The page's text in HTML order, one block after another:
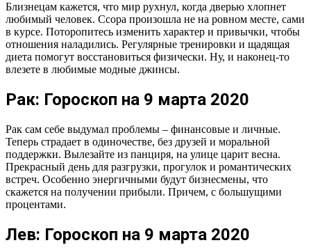
Близнецам кажется, что мир рухнул, когда дверью хлопнет
любимый человек. Ссора произошла не на ровном месте, сами
в курсе. Поторопитесь изменить характер и привычки, чтобы
отношения наладились. Регулярные тренировки и щадящая
диета помогут восстановиться физически. Ну, и наконец-то
влезете в любимые модные джинсы.
Рак: Гороскоп на 9 марта 2020
Рак сам себе выдумал проблемы – финансовые и личные.
Теперь страдает в одиночестве, без друзей и моральной
поддержки. Вылезайте из панциря, на улице царит весна.
Прекрасный день для разгрузки, прогулок и романтических
встреч. Особенно энергичными будут бизнесмены, что
скажется на получении прибыли. Причем, с большущими
процентами.
Лев: Гороскоп на 9 марта 2020